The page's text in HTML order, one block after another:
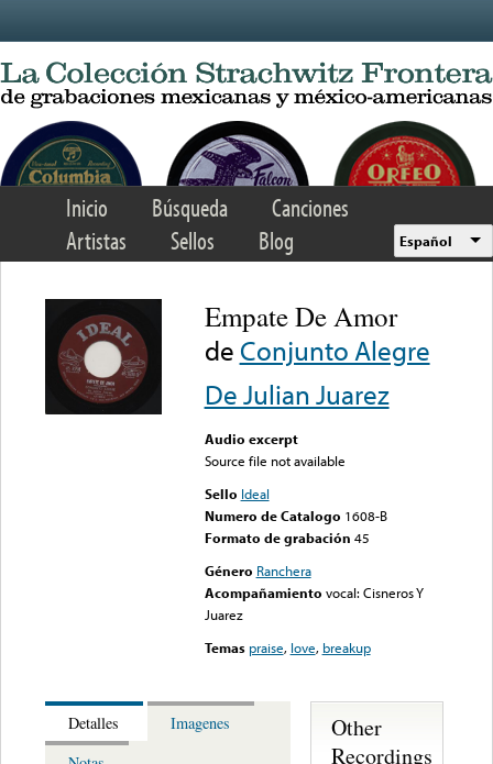
Inicio Búsqueda
Canciones
Artistas
Sellos Blog Español
Empate De Amor
de Conjunto Alegre
De Julian Juarez
Audio excerpt
Source file not available
Sello Ideal
Numero de Catalogo 1608-B
Formato de grabación 45
Género Ranchera
Acompañamiento vocal: Cisneros Y
Juarez
Temas praise, love, breakup
Detalles
Imagenes
Other
Recordings